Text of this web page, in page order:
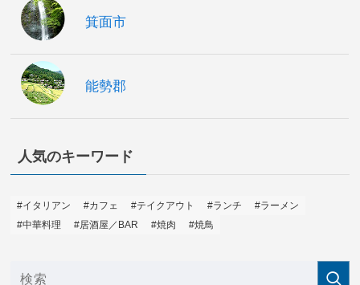
箕面市
能勢郡
人気のキーワード
#イタリアン #カフェ #テイクアウト #ランチ
#ラーメン
#中華料理
#居酒屋／BAR #焼肉 #焼鳥